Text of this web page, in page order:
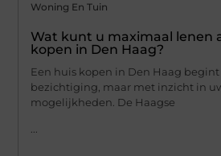
Woning En Tuin
Wat kunt u maximaal lenen
kopen in Den Haag?
Een huis kopen in Den Haag
bezichtiging, maar met inzicht in
mogelijkheden. De Haagse
...